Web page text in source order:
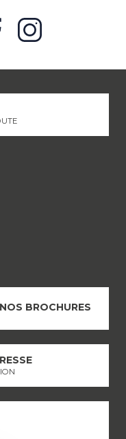
BROCHURES